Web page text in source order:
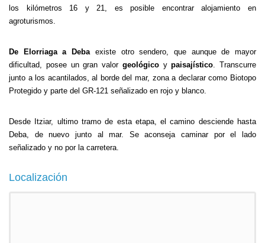
los kilómetros 16 y 21, es posible encontrar alojamiento en
agroturismos.
De Elorriaga a Debaexiste otro sendero, que aunque de mayor
dificultad, posee un gran valor geológicoypaisajístico. Transcurre
junto a los acantilados, al borde del mar, zona a declarar como Biotopo
Protegido y parte del GR-121 señalizado en rojo y blanco.
Desde Itziar, ultimo tramo de esta etapa, el camino desciende hasta
Deba, de nuevo junto al mar. Se aconseja caminar por el lado
señalizado y no por la carretera.
Localización